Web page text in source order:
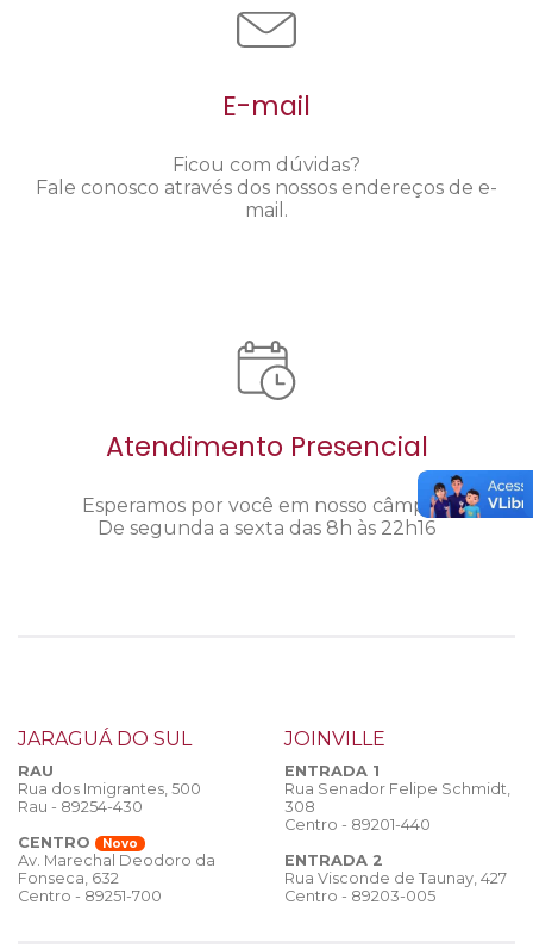
E-mail
Ficou com dúvidas?
Fale conosco através dos nossos endereços de e-
mail.
Atendimento Presencial
Esperamos por você em nosso câmpus.
De segunda a sexta das 8h às 22h16
JARAGUÁ DO SUL
RAU
Rua dos Imigrantes, 500
Rau - 89254-430
CENTRO
Novo
Av. Marechal Deodoro da
Fonseca, 632
Centro - 89251-700
JOINVILLE
ENTRADA 1
Rua Senador Felipe Schmidt,
308
Centro - 89201-440
ENTRADA 2
Rua Visconde de Taunay, 427
Centro - 89203-005